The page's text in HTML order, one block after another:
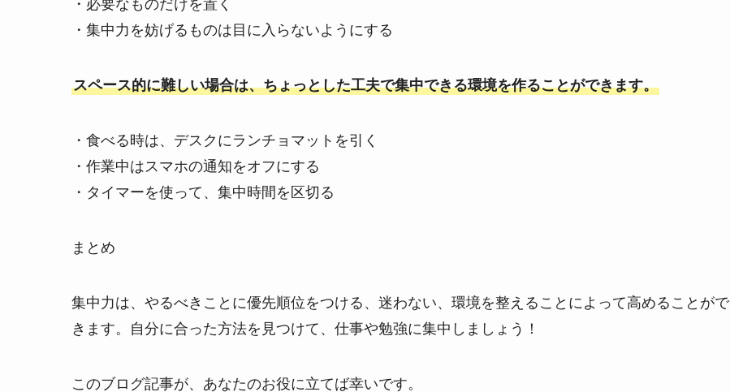
・必要なものだけを置く
・集中力を妨げるものは目に入らないようにする
スペース的に難しい場合は、ちょっとした工夫で集中できる環境を作ることができます。
・食べる時は、デスクにランチョマットを引く
・作業中はスマホの通知をオフにする
・タイマーを使って、集中時間を区切る
まとめ
集中力は、やるべきことに優先順位をつける、迷わない、環境を整えることによって高めることがで
きます。自分に合った方法を見つけて、仕事や勉強に集中しましょう！
このブログ記事が、あなたのお役に立てば幸いです。